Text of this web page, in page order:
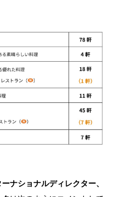
ナショナルディレクター、